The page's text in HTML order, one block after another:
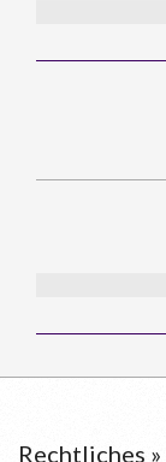
Rechtliches »